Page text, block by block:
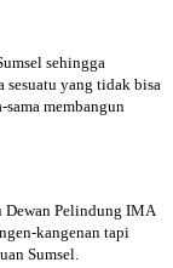
sehingga
sesuatu yang tidak bisa
membangun
Dewan Pelindung IMA
kangenan tapi
Sumsel.